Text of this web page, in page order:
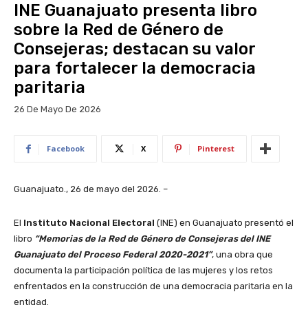
INE Guanajuato presenta libro
sobre la Red de Género de
Consejeras; destacan su valor
para fortalecer la democracia
paritaria
26 De Mayo De 2026
Facebook X Pinterest
Guanajuato., 26 de mayo del 2026. –
El Instituto Nacional Electoral (INE) en Guanajuato presentó el
libro “Memorias de la Red de Género de Consejeras del INE
Guanajuato del Proceso Federal 2020-2021”, una obra que
documenta la participación política de las mujeres y los retos
enfrentados en la construcción de una democracia paritaria en la
entidad.